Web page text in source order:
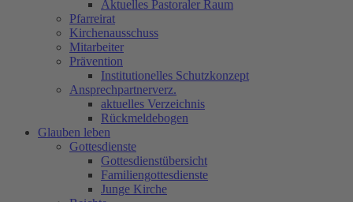
Aktuelles Pastoraler Raum
Pfarreirat
Kirchenausschuss
Mitarbeiter
Prävention
Institutionelles Schutzkonzept
Ansprechpartnerverz.
aktuelles Verzeichnis
Rückmeldebogen
Glauben leben
Gottesdienste
Gottesdienstübersicht
Familiengottesdienste
Junge Kirche